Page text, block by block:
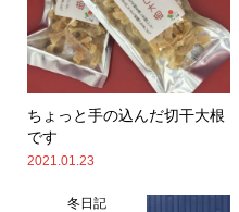
ちょっと手の込んだ切干大根
です
2021.01.23
冬日記